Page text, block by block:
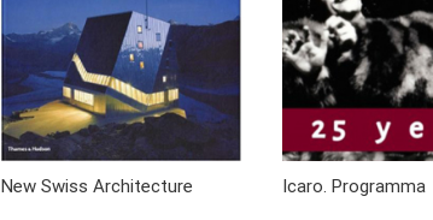
New Swiss Architecture Icaro. Programma